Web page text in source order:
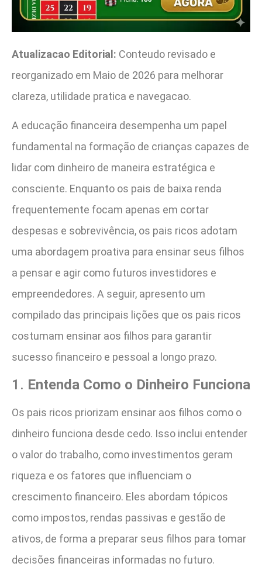
Atualizacao Editorial: Conteudo revisado e
reorganizado em Maio de 2026 para melhorar
clareza, utilidade pratica e navegacao.
A educação financeira desempenha um papel
fundamental na formação de crianças capazes de
lidar com dinheiro de maneira estratégica e
consciente. Enquanto os pais de baixa renda
frequentemente focam apenas em cortar
despesas e sobrevivência, os pais ricos adotam
uma abordagem proativa para ensinar seus filhos
a pensar e agir como futuros investidores e
empreendedores. A seguir, apresento um
compilado das principais lições que os pais ricos
costumam ensinar aos filhos para garantir
sucesso financeiro e pessoal a longo prazo.
1. Entenda Como o Dinheiro Funciona
Os pais ricos priorizam ensinar aos filhos como o
dinheiro funciona desde cedo. Isso inclui entender
o valor do trabalho, como investimentos geram
riqueza e os fatores que influenciam o
crescimento financeiro. Eles abordam tópicos
como impostos, rendas passivas e gestão de
ativos, de forma a preparar seus filhos para tomar
decisões financeiras informadas no futuro.